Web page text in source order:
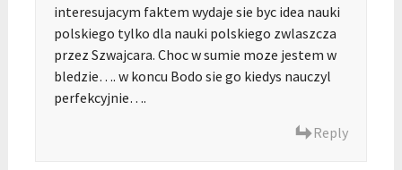
interesujacym faktem wydaje sie byc idea nauki
polskiego tylko dla nauki polskiego zwlaszcza
przez Szwajcara. Choc w sumie moze jestem w
bledzie…. w koncu Bodo sie go kiedys nauczyl
perfekcyjnie….
Reply